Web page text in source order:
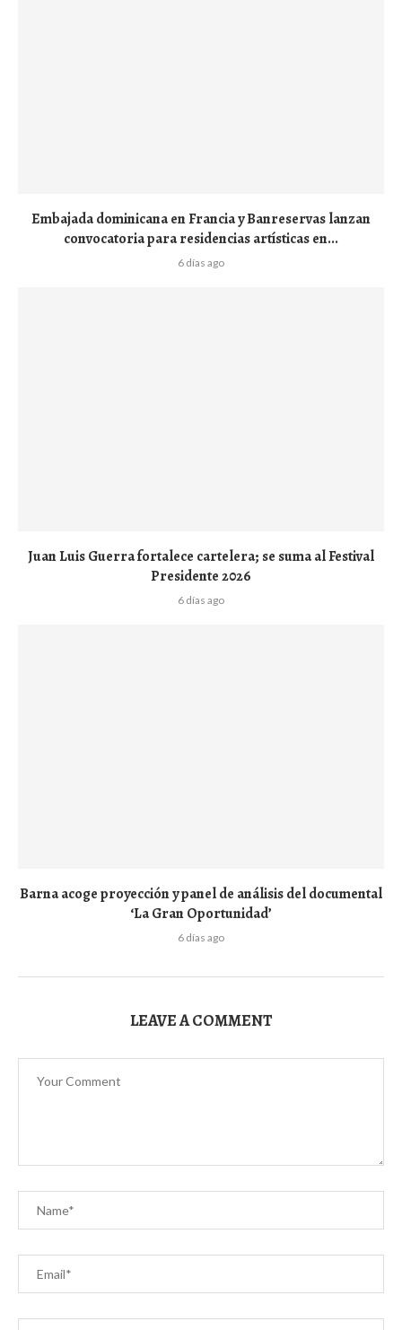
Embajada dominicana en Francia y Banreservas lanzan
convocatoria para residencias artísticas en...
6 días ago
Juan Luis Guerra fortalece cartelera; se suma al Festival
Presidente 2026
6 días ago
Barna acoge proyección y panel de análisis del documental
‘La Gran Oportunidad’
6 días ago
LEAVE A COMMENT